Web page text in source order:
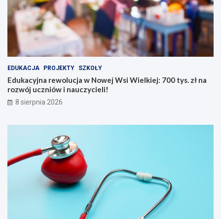
u
c
w
o
w
e
j
W
i
l
y
w
d
i
e
ń
w
B
a
h
EDUKACJA PROJEKTY SZKOŁY
Edukacyjna rewolucja w Nowej Wsi Wielkiej: 700 tys. zł na
rozwój uczniów i nauczycieli!
8 sierpnia 2026